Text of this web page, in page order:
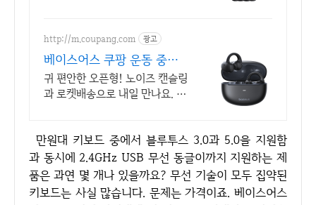
http://m.coupang.com 광고
베이스어스 쿠팡 운동 중에
도 걱정없이
귀 편안한 오픈형! 노이즈 캔슬링
과 로켓배송으로 내일 만나요. 40
만원대 키보드 중에서 블루투스 3.0과 5.0을 지원함
과 동시에 2.4GHz USB 무선 동글이까지 지원하는 제
품은 과연 몇 개나 있을까요? 무선 기술이 모두 집약된
키보드는 사실 많습니다. 문제는 가격이죠. 베이스어스